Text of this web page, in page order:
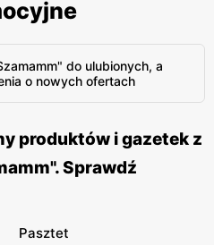
do ulubionych, a
o nowych ofertach
produktów i gazetek z
Sprawdź
Pasztet